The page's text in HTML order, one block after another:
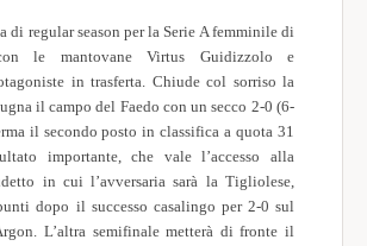
di regular season per la Serie A femminile di
le mantovane Virtus Guidizzolo e
in trasferta. Chiude col sorriso la
il campo del Faedo con un secco 2-0 (6-
il secondo posto in classifica a quota 31
importante, che vale l’accesso alla
in cui l’avversaria sarà la Tigliolese,
dopo il successo casalingo per 2-0 sul
L’altra semifinale metterà di fronte il